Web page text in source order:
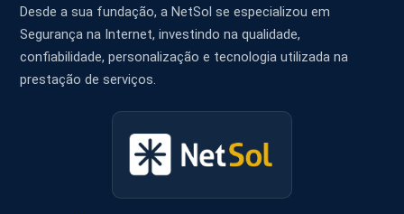
Desde a sua fundação, a NetSol se especializou em
Segurança na Internet, investindo na qualidade,
confiabilidade, personalização e tecnologia utilizada na
prestação de serviços.